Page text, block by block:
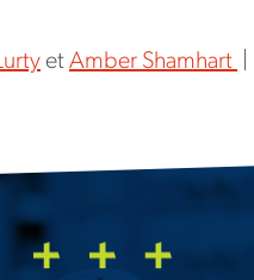
et Amber Shamhart